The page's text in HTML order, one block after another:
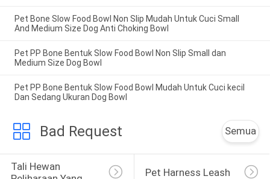
Pet Bone Slow Food Bowl Non Slip Mudah Untuk Cuci Small
And Medium Size Dog Anti Choking Bowl
Pet PP Bone Bentuk Slow Food Bowl Non Slip Small dan
Medium Size Dog Bowl
Pet PP Bone Bentuk Slow Food Bowl Mudah Untuk Cuci kecil
Dan Sedang Ukuran Dog Bowl
Bad Request Semua
Tali Hewan
Pet Harness Leash